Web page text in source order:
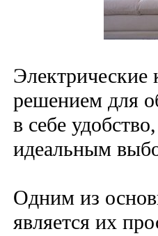
Электрические
решением для
в себе
идеальным
Одним из
является их